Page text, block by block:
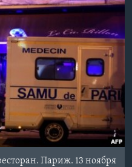
Париж. 13 ноября